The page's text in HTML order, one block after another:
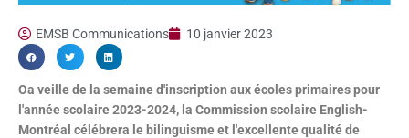
EMSB Communications 10 janvier 2023
Oa veille de la semaine d'inscription aux écoles primaires pour
l'année scolaire 2023-2024, la Commission scolaire English-
Montréal célébrera le bilinguisme et l'excellente qualité de